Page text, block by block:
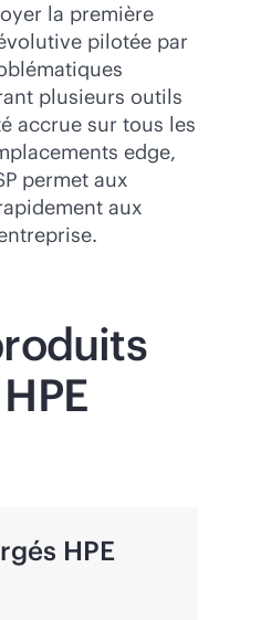
la première
pilotée par
plusieurs outils
accrue sur tous les
edge,
permet aux
aux
HPE